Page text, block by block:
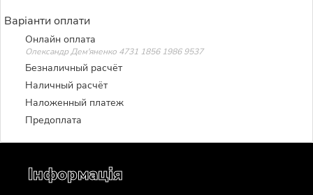
Варіанти оплати
Онлайн оплата
Олександр Дем'яненко 4731 1856 1986 9537
Безналичный расчёт
Наличный расчёт
Наложенный платеж
Предоплата
Інформація